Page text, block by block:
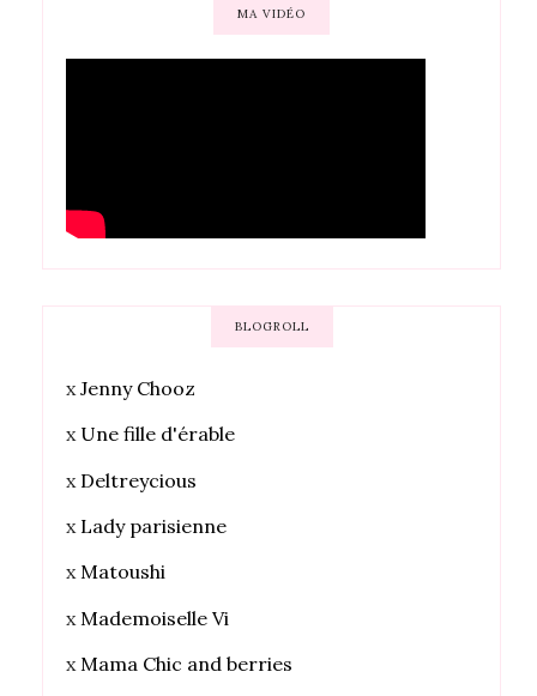
MA VIDÉO
BLOGROLL
x Jenny Chooz
x Une fille d'érable
x Deltreycious
x Lady parisienne
xMatoushi
x Mademoiselle Vi
xMama Chic and berries